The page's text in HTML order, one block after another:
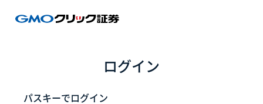
ログイン
パスキーでログイン